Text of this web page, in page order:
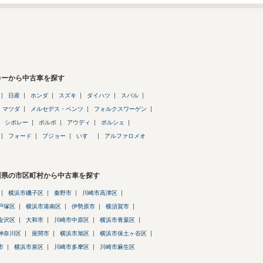
ーから中古車を探す
日産 ホンダ スズキ ダイハツ スバル
マツダ メルセデス・ベンツ フォルクスワーゲン
シボレー ボルボ アウディ ポルシェ
フォード プジョー いすゞ アルファロメオ
の市区町村から中古車を探す
横浜市磯子区 秦野市 川崎市高津区
塚区 横浜市港南区 伊勢原市 横須賀市
沢区 大和市 川崎市中原区 横浜市青葉区
奈川区 座間市 横浜市旭区 横浜市保土ヶ谷区
横浜市泉区 川崎市多摩区 川崎市麻生区